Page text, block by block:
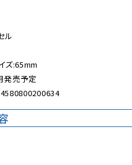
ル
ズ:65mm
発売予定